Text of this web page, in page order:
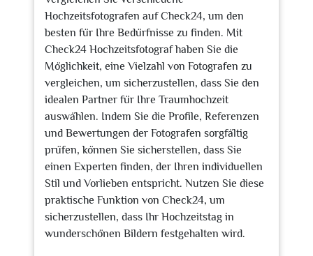
Hochzeitsfotografen auf Check24, um den
besten für Ihre Bedürfnisse zu finden. Mit
Check24 Hochzeitsfotograf haben Sie die
Möglichkeit, eine Vielzahl von Fotografen zu
vergleichen, um sicherzustellen, dass Sie den
idealen Partner für Ihre Traumhochzeit
auswählen. Indem Sie die Profile, Referenzen
und Bewertungen der Fotografen sorgfältig
prüfen, können Sie sicherstellen, dass Sie
einen Experten finden, der Ihren individuellen
Stil und Vorlieben entspricht. Nutzen Sie diese
praktische Funktion von Check24, um
sicherzustellen, dass Ihr Hochzeitstag in
wunderschönen Bildern festgehalten wird.